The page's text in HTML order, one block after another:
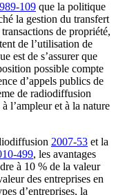
109 que la politique
la gestion du transfert
de propriété,
de l’utilisation de
est de s’assurer que
possible compte
d’appels publics de
de radiodiffusion
l’ampleur et à la nature
2007-53 et la
499, les avantages
à 10 % de la valeur
des entreprises en
d’entreprises, la